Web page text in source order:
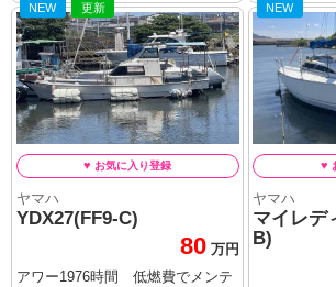
ヤマハ
YDX27(FF9-C)
80 万円
アワー1976時間 低燃費でメンテ
NEW 更新
ヤマハ
マイレデ
B)
NEW